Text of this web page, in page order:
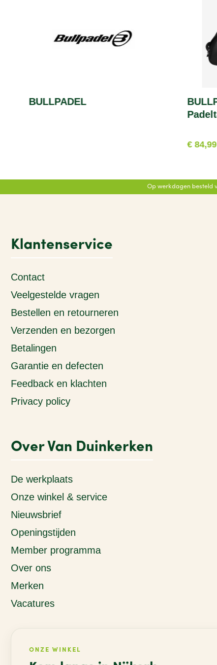
BULLPADEL
€ 84,99
Op werkdagen besteld
Klantenservice
Contact
Veelgestelde vragen
Bestellen en retourneren
Verzenden en bezorgen
Betalingen
Garantie en defecten
Feedback en klachten
Privacy policy
Over Van Duinkerken
De werkplaats
Onze winkel & service
Nieuwsbrief
Openingstijden
Member programma
Over ons
Merken
Vacatures
ONZE WINKEL